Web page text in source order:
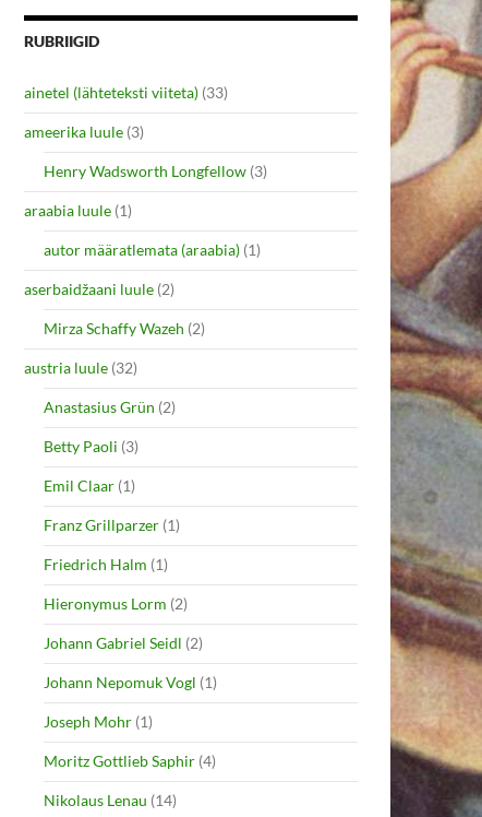
RUBRIIGID
ainetel (lähteteksti viiteta) (33)
ameerika luule (3)
Henry Wadsworth Longfellow (3)
araabia luule (1)
autor määratlemata (araabia) (1)
aserbaidžaani luule (2)
Mirza Schaffy Wazeh (2)
austria luule (32)
Anastasius Grün (2)
Betty Paoli (3)
Emil Claar (1)
Franz Grillparzer (1)
Friedrich Halm (1)
Hieronymus Lorm (2)
Johann Gabriel Seidl (2)
Johann Nepomuk Vogl (1)
Joseph Mohr (1)
Moritz Gottlieb Saphir (4)
Nikolaus Lenau (14)